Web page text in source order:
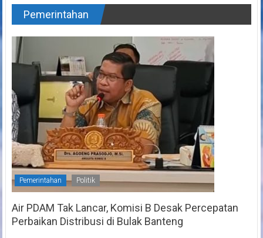
Pemerintahan
Pemerintahan Politik
Air PDAM Tak Lancar, Komisi B Desak Percepatan
Perbaikan Distribusi di Bulak Banteng